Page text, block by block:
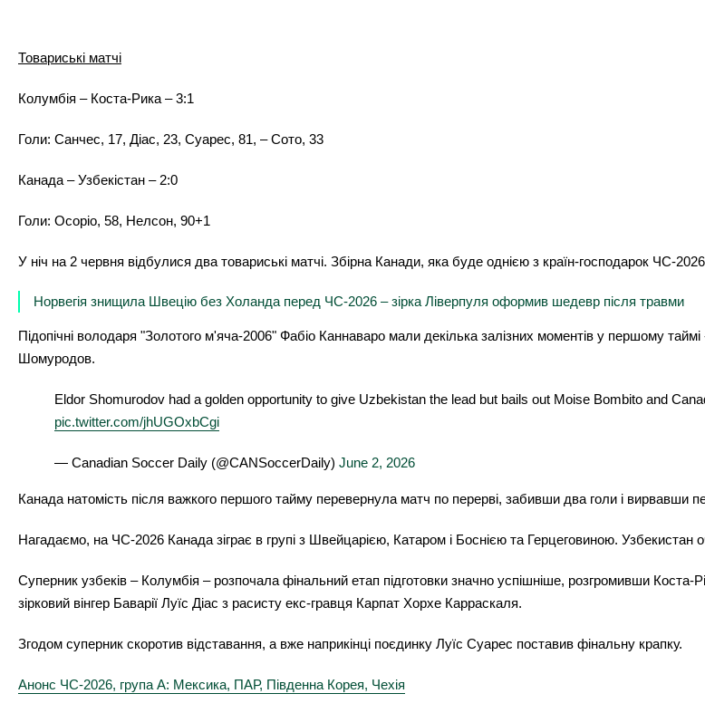
Товариські матчі
Колумбія – Коста-Рика – 3:1
Голи: Санчес, 17, Діас, 23, Суарес, 81, – Сото, 33
Канада – Узбекістан – 2:0
Голи: Осоріо, 58, Нелсон, 90+1
У ніч на 2 червня відбулися два товариські матчі. Збірна Канади, яка буде однією з країн-господарок ЧС-
Норвегія знищила Швецію без Холанда перед ЧС-2026 – зірка Ліверпуля оформив шедевр після травми
Підопічні володаря "Золотого м'яча-2006" Фабіо Каннаваро мали декілька залізних моментів у першому
Шомуродов.
Eldor Shomurodov had a golden opportunity to give Uzbekistan the lead but bails out Moise Bombito and
pic.twitter.com/jhUGOxbCgi
— Canadian Soccer Daily (@CANSoccerDaily) June 2, 2026
Канада натомість після важкого першого тайму перевернула матч по перерві, забивши два голи і
Нагадаємо, на ЧС-2026 Канада зіграє в групі з Швейцарією, Катаром і Боснією та Герцеговиною. Узбекистан
Суперник узбеків – Колумбія – розпочала фінальний етап підготовки значно успішніше, розгромивши
зірковий вінгер Баварії Луїс Діас з расисту екс-гравця Карпат Хорхе Карраскаля.
Згодом суперник скоротив відставання, а вже наприкінці поєдинку Луїс Суарес поставив фінальну крапку.
Анонс ЧС-2026, група А: Мексика, ПАР, Південна Корея, Чехія